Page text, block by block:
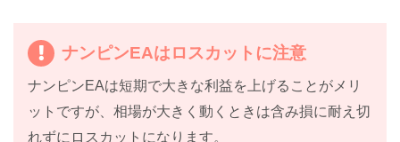
ナンピンEAはロスカットに注意
ナンピンEAは短期で大きな利益を上げることがメリ
ットですが、相場が大きく動くときは含み損に耐え切
れずにロスカットになります。